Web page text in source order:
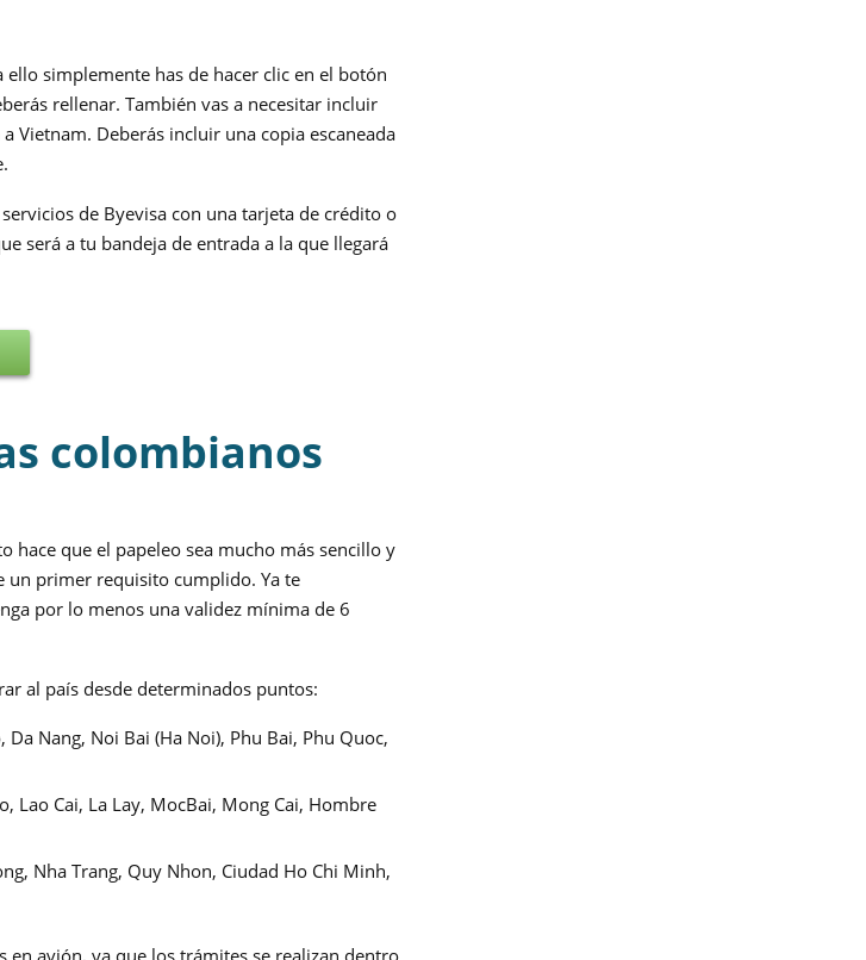
simplemente has de hacer clic en el botón
rellenar. También vas a necesitar incluir
Vietnam. Deberás incluir una copia escaneada
de Byevisa con una tarjeta de crédito o
será a tu bandeja de entrada a la que llegará
colombianos
hace que el papeleo sea mucho más sencillo y
un primer requisito cumplido. Ya te
por lo menos una validez mínima de 6
al país desde determinados puntos:
Nang, Noi Bai (Ha Noi), Phu Bai, Phu Quoc,
Lao Cai, La Lay, MocBai, Mong Cai, Hombre
Nha Trang, Quy Nhon, Ciudad Ho Chi Minh,